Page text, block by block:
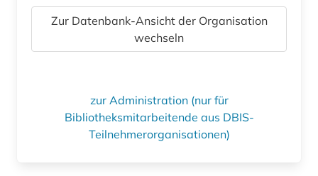
Zur Datenbank-Ansicht der Organisation
wechseln
zur Administration (nur für
Bibliotheksmitarbeitende aus DBIS-
Teilnehmerorganisationen)